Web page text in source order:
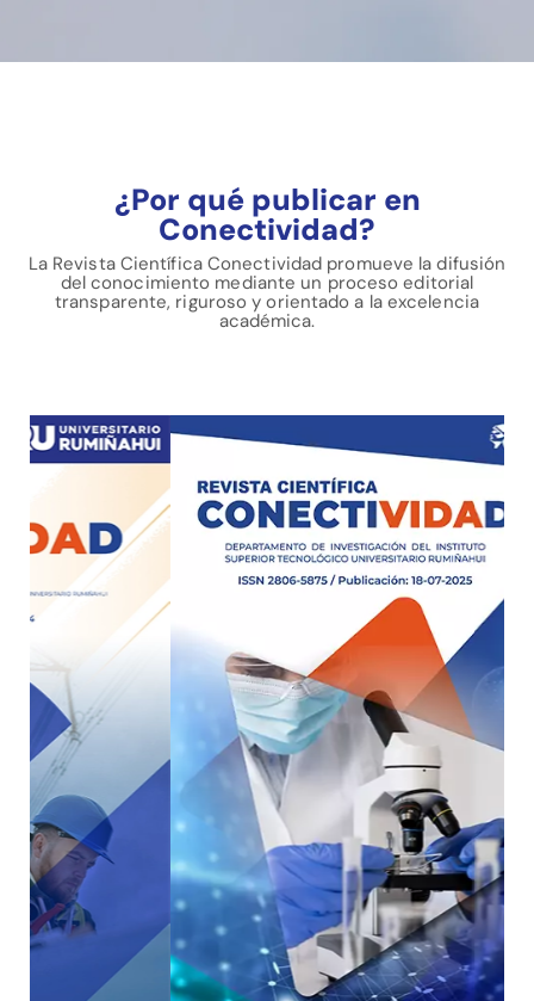
¿Por qué publicar en
Conectividad?
La Revista Científica Conectividad promueve la difusión
del conocimiento mediante un proceso editorial
transparente, riguroso y orientado a la excelencia
académica.